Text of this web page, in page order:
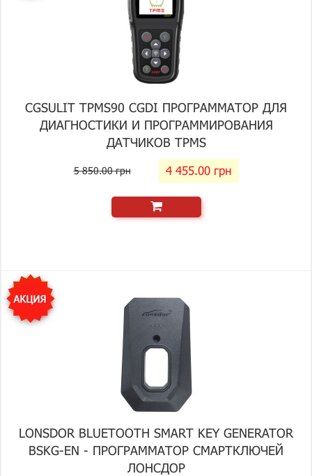
CGSULIT TPMS90 CGDI ПРОГРАММАТОР ДЛЯ
ДИАГНОСТИКИ И ПРОГРАММИРОВАНИЯ
ДАТЧИКОВ TPMS
5 850.00 грн 4 455.00 грн
LONSDOR BLUETOOTH SMART KEY GENERATOR
BSKG-EN - ПРОГРАММАТОР СМАРТКЛЮЧЕЙ
ЛОНСДОР